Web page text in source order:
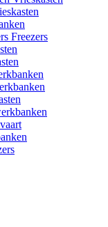
Freezers